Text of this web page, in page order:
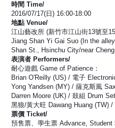
時間 Time/
2016/07/17(日) 16:00-18:00
地點 Venue/
江山藝改所 (新竹市江山街13號至
Jiang Shan Yi Gai Suo (In the
Shan St., Hsinchu City/near
表演者 Performers/
耐心遊戲 Game of Patience ：
Brian O'Reilly (US) / 電子
Yong Yandsen (MY) / 薩克斯風
Darren Moore (UK) / 鼓組 Drum Set
黑狼/黃大旺 Dawang Huang (TW)
票價 Ticket/
預售票、學生票 Advance, Student